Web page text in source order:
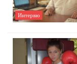
Интервю